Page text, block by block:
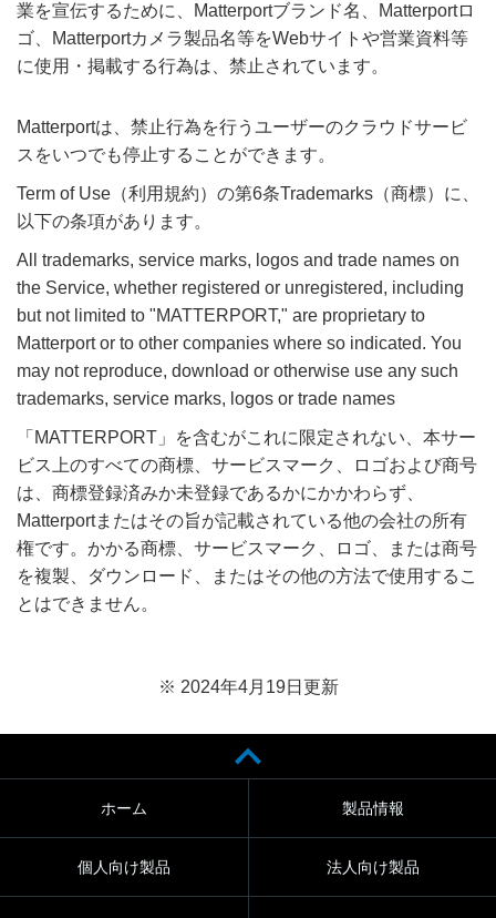
業を宣伝するために、Matterportブランド名、Matterportロ
ゴ、Matterportカメラ製品名等をWebサイトや営業資料等
に使用・掲載する行為は、禁止されています。
Matterportは、禁止行為を行うユーザーのクラウドサービ
スをいつでも停止することができます。
Term of Use（利用規約）の第6条Trademarks（商標）に、
以下の条項があります。
All trademarks, service marks, logos and trade names on
the Service, whether registered or unregistered, including
but not limited to "MATTERPORT," are proprietary to
Matterport or to other companies where so indicated. You
may not reproduce, download or otherwise use any such
trademarks, service marks, logos or trade names
「MATTERPORT」を含むがこれに限定されない、本サー
ビス上のすべての商標、サービスマーク、ロゴおよび商号
は、商標登録済みか未登録であるかにかかわらず、
Matterportまたはその旨が記載されている他の会社の所有
権です。かかる商標、サービスマーク、ロゴ、または商号
を複製、ダウンロード、またはその他の方法で使用するこ
とはできません。
※ 2024年4月19日更新
ホーム 製品情報
個人向け製品 法人向け製品